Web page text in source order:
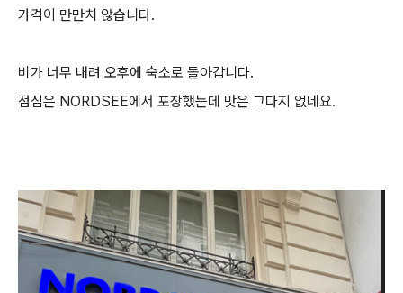
가격이 만만치 않습니다.
비가 너무 내려 오후에 숙소로 돌아갑니다.
점심은 NORDSEE에서 포장했는데 맛은 그다지 없네요.